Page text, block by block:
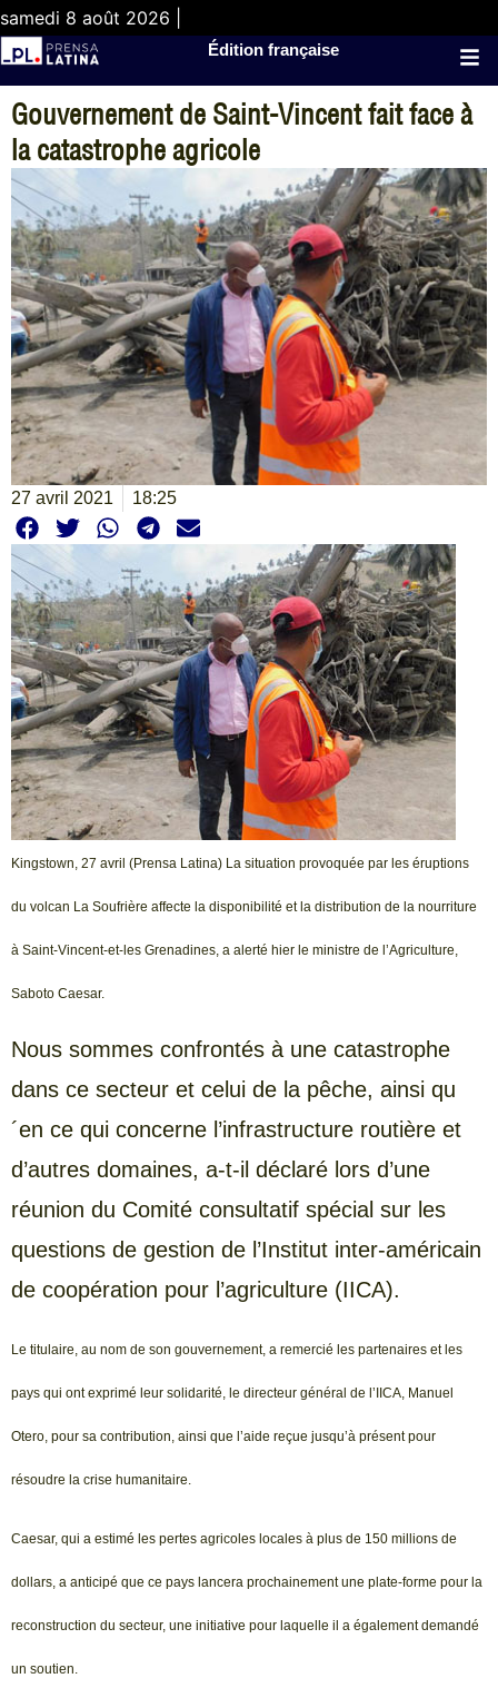
samedi 8 août 2026 |
Édition française
Gouvernement de Saint-Vincent fait face à
la catastrophe agricole
27 avril 2021 18:25
Kingstown, 27 avril (Prensa Latina) La situation provoquée par les éruptions
du volcan La Soufrière affecte la disponibilité et la distribution de la nourriture
à Saint-Vincent-et-les Grenadines, a alerté hier le ministre de l’Agriculture,
Saboto Caesar.
Nous sommes confrontés à une catastrophe
dans ce secteur et celui de la pêche, ainsi qu
´en ce qui concerne l’infrastructure routière et
d’autres domaines, a-t-il déclaré lors d’une
réunion du Comité consultatif spécial sur les
questions de gestion de l’Institut inter-américain
de coopération pour l’agriculture (IICA).
Le titulaire, au nom de son gouvernement, a remercié les partenaires et les
pays qui ont exprimé leur solidarité, le directeur général de l’IICA, Manuel
Otero, pour sa contribution, ainsi que l’aide reçue jusqu’à présent pour
résoudre la crise humanitaire.
Caesar, qui a estimé les pertes agricoles locales à plus de 150 millions de
dollars, a anticipé que ce pays lancera prochainement une plate-forme pour la
reconstruction du secteur, une initiative pour laquelle il a également demandé
un soutien.